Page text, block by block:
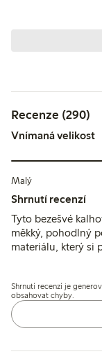
Recenze (290)
Vnímaná velikost
Malý
Shrnutí recenzí
Tyto bezešvé
měkký, pohodlný
materiálu, který si
uživatelé zmiňují
kalhotky poskytují
Shrnutí recenzí je
obsahovat chyby.